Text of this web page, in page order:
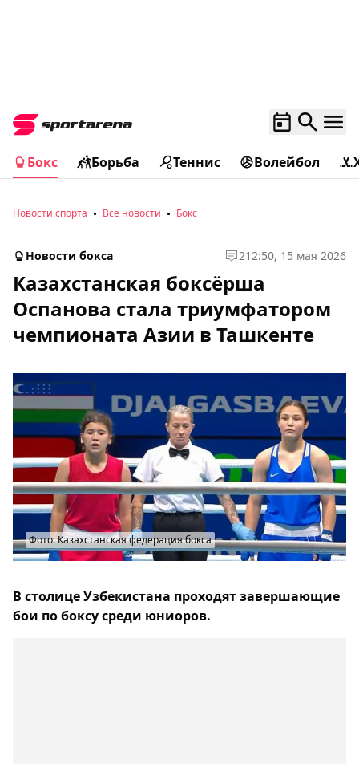
Бокс Борьба Теннис Волейбол
Новости спорта Все новости Бокс
Новости бокса 212:50, 15 мая 2026
Казахстанская боксёрша
Оспанова стала триумфатором
чемпионата Азии в Ташкенте
Фото: Казахстанская федерация бокса
В столице Узбекистана проходят завершающие
бои по боксу среди юниоров.